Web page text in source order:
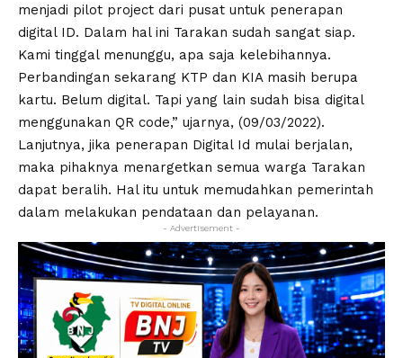
menjadi pilot project dari pusat untuk penerapan
digital ID. Dalam hal ini Tarakan sudah sangat siap.
Kami tinggal menunggu, apa saja kelebihannya.
Perbandingan sekarang KTP dan KIA masih berupa
kartu. Belum digital. Tapi yang lain sudah bisa digital
menggunakan QR code,” ujarnya, (09/03/2022).
Lanjutnya, jika penerapan Digital Id mulai berjalan,
maka pihaknya menargetkan semua warga Tarakan
dapat beralih. Hal itu untuk memudahkan pemerintah
dalam melakukan pendataan dan pelayanan.
- Advertisement -